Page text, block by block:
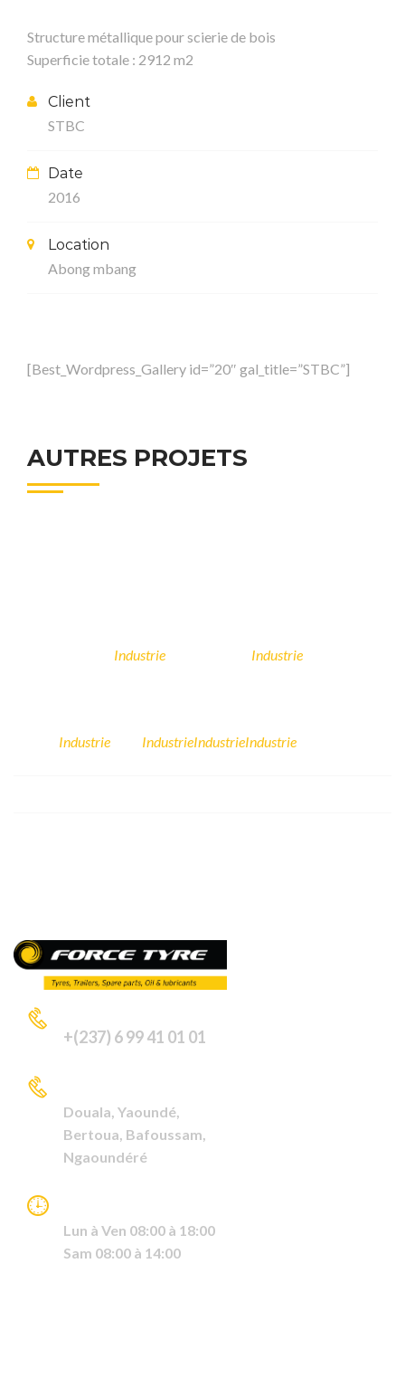
Structure métallique pour scierie de bois
Superficie totale : 2912 m2
Client
STBC
Date
2016
Location
Abong mbang
[Best_Wordpress_Gallery id=”20″ gal_title=”STBC”]
AUTRES PROJETS
Industrie Industrie
Industrie IndustrieIndustrieIndustrie
+(237) 6 99 41 01 01
Douala, Yaoundé,
Bertoua, Bafoussam,
Ngaoundéré
Lun à Ven 08:00 à 18:00
Sam 08:00 à 14:00